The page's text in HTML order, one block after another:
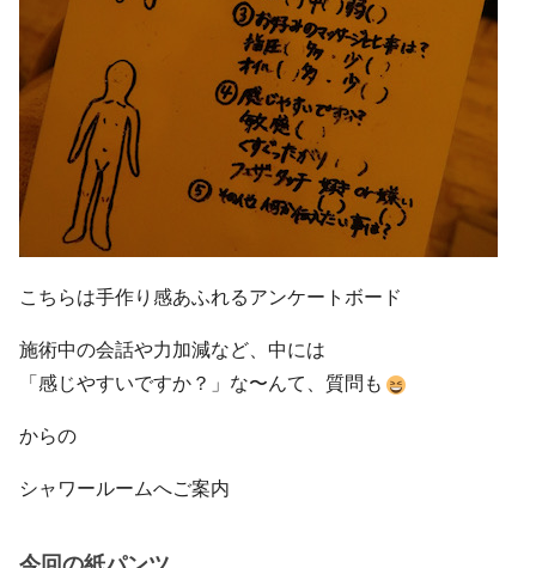
こちらは手作り感あふれるアンケートボード
施術中の会話や力加減など、中には
「感じやすいですか？」な〜んて、質問も
からの
シャワールームへご案内